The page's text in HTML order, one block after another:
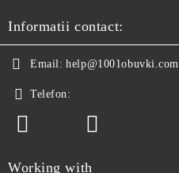
Informatii contact:
Email: help@1001obuvki.com
Telefon:
Working with